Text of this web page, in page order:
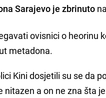
Sarajevo je zbrinuto
ovisnici o heorinu
metadona.
Kini dosjetili su se da
a on ne zna šta